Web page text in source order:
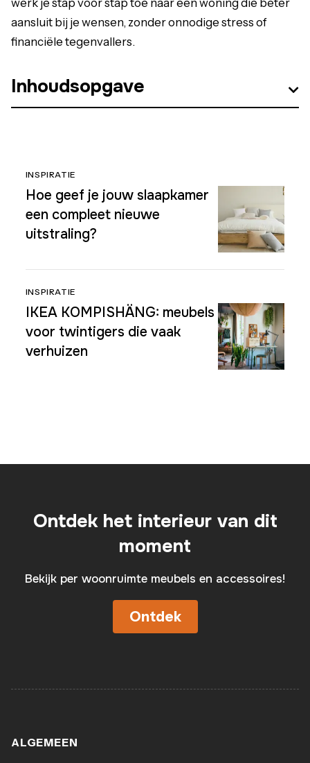
werk je stap voor stap toe naar een woning die beter
aansluit bij je wensen, zonder onnodige stress of
financiële tegenvallers.
Inhoudsopgave
INSPIRATIE
Hoe geef je jouw slaapkamer
een compleet nieuwe
uitstraling?
INSPIRATIE
IKEA KOMPISHÄNG: meubels
voor twintigers die vaak
verhuizen
Ontdek het interieur van dit
moment
Bekijk per woonruimte meubels en accessoires!
Ontdek
ALGEMEEN